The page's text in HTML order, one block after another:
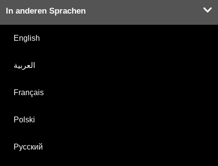
In anderen Sprachen
English
العربية
Français
Polski
Русский